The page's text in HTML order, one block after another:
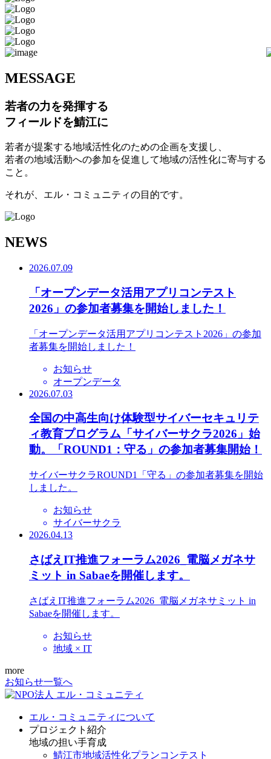
MESSAGE
若者の力を発揮する
フィールドを鯖江に
若者が提案する地域活性化のための企画を支援し、
若者の地域活動への参加を促進して地域の活性化に寄与する
こと。
それが、エル・コミュニティの目的です。
NEWS
2026.07.09
「オープンデータ活用アプリコンテスト
2026」の参加者募集を開始しました！
「オープンデータ活用アプリコンテスト2026」の参加
者募集を開始しました！
お知らせ
オープンデータ
2026.07.03
全国の中高生向け体験型サイバーセキュリテ
ィ教育プログラム「サイバーサクラ2026」始
動。「ROUND1：守る」の参加者募集開始！
サイバーサクラROUND1「守る」の参加者募集を開始
しました。
お知らせ
サイバーサクラ
2026.04.13
さばえIT推進フォーラム2026_電脳メガネサ
ミット in Sabaeを開催します。
さばえIT推進フォーラム2026_電脳メガネサミット in
Sabaeを開催します。
お知らせ
地域 × IT
more
お知らせ一覧へ
エル・コミュニティについて
プロジェクト紹介
地域の担い手育成
鯖江市地域活性化プランコンテスト